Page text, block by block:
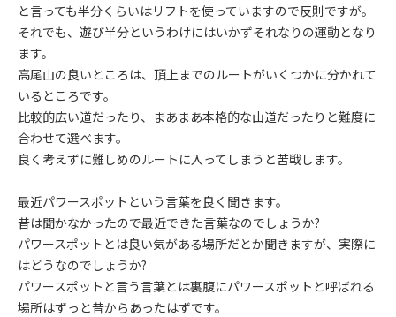
と言っても半分くらいはリフトを使っていますので反則ですが。
それでも、遊び半分というわけにはいかずそれなりの運動となり
ます。
高尾山の良いところは、頂上までのルートがいくつかに分かれて
いるところです。
比較的広い道だったり、まあまあ本格的な山道だったりと難度に
合わせて選べます。
良く考えずに難しめのルートに入ってしまうと苦戦します。
最近パワースポットという言葉を良く聞きます。
昔は聞かなかったので最近できた言葉なのでしょうか?
パワースポットとは良い気がある場所だとか聞きますが、実際に
はどうなのでしょうか?
パワースポットと言う言葉とは裏腹にパワースポットと呼ばれる
場所はずっと昔からあったはずです。